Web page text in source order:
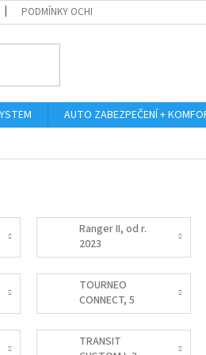
PODMÍNKY OCHRANY OSOBNÍCH ÚDAJŮ
AUTO ZABEZPEČENÍ +
Ranger II, od r.
2023
TOURNEO
CONNECT, 5
míst, od r. 2014-
2022
TRANSIT